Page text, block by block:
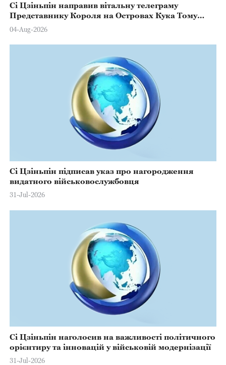
Сі Цзіньпін направив вітальну телеграму
Представнику Короля на Островах Кука Тому
Марстерсу з нагоди Дня Конституції
04-Aug-2026
Сі Цзіньпін підписав указ про нагородження
видатного військовослужбовця
31-Jul-2026
Сі Цзіньпін наголосив на важливості політичного
орієнтиру та інновацій у військовій модернізації
31-Jul-2026